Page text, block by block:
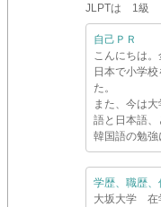
JLPTは 1級
自己ＰＲ
こんにちは。
日本で小学
た。
また、今は
語と日本語、
韓国語の勉強
学歴、職歴、
大坂大学 在